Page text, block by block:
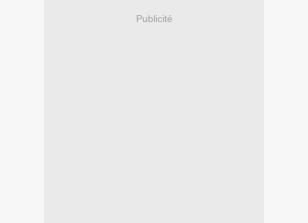
Publicité